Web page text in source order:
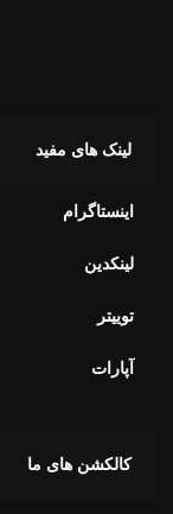
لینک های مفید
اینستاگرام
لینکدین
توییتر
آپارات
کالکشن های ما